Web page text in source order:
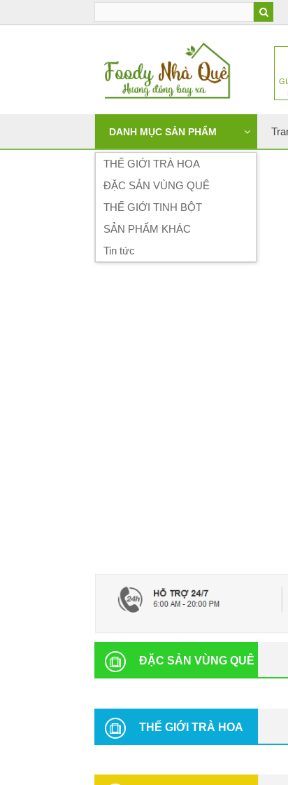
DANH MỤC SẢN PHẨM
THẾ GIỚI TRÀ HOA
ĐẶC SẢN VÙNG QUÊ
THẾ GIỚI TINH BỘT
SẢN PHẨM KHÁC
Tin tức
ĐẶC SẢN VÙNG QUÊ
THẾ GIỚI TRÀ HOA